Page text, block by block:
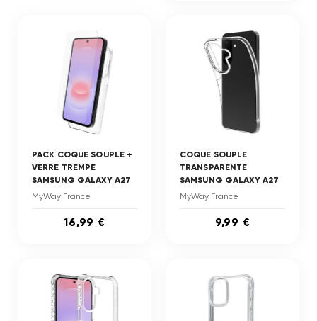
PACK COQUE SOUPLE +
VERRE TREMPE
SAMSUNG GALAXY A27
MyWay France
16,99 €
COQUE SOUPLE
TRANSPARENTE
SAMSUNG GALAXY A27
MyWay France
9,99 €